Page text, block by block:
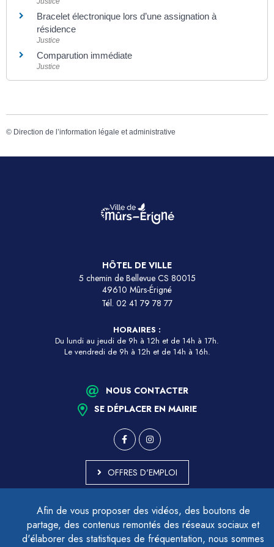
Afin de vous proposer des vidéos, des boutons de
partage, des contenus remontés des réseaux sociaux et
d'élaborer des statistiques de fréquentation, nous sommes
Bracelet électronique lors d’une assignation à
résidence
Justice
Comparution immédiate
Justice
© Direction de l’information légale et administrative
HÔTEL DE VILLE
5 chemin de Bellevue CS 80015
49610 Mûrs-Érigné
Tél. 02 41 79 78 77
HORAIRES :
Du lundi au jeudi de 9h à 12h et de 14h à 17h.
Le vendredi de 9h à 12h et de 14h à 16h.
NOUS CONTACTER
SE DÉPLACER EN MAIRIE
OFFRES D'EMPLOI
ACCESSIBILITÉ - PARTIELLEMENT CONFORME
PLAN DU SITE
MENTIONS LÉGALES